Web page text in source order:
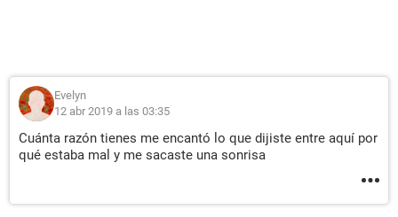
Evelyn
12 abr 2019 a las 03:35
Cuánta razón tienes me encantó lo que dijiste entre aquí por
qué estaba mal y me sacaste una sonrisa